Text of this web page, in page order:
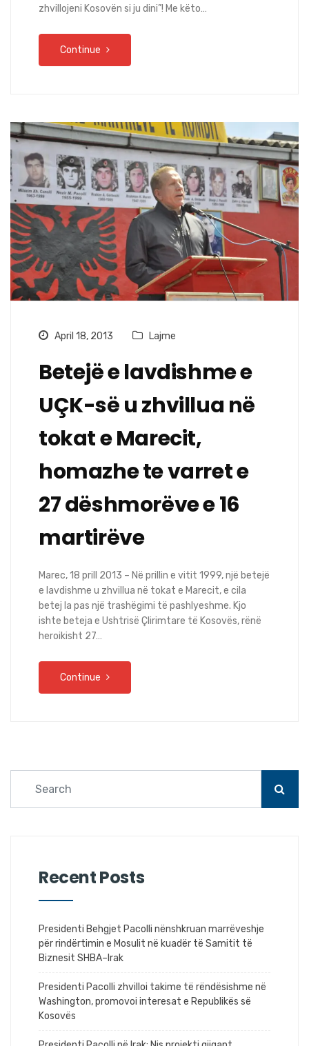
zhvillojeni Kosovën si ju dini”! Me këto…
Continue
April 18, 2013 Lajme
Betejë e lavdishme e
UÇK-së u zhvillua në
tokat e Marecit,
homazhe te varret e
27 dëshmorëve e 16
martirëve
Marec, 18 prill 2013 – Në prillin e vitit 1999, një betejë
e lavdishme u zhvillua në tokat e Marecit, e cila
betej la pas një trashëgimi të pashlyeshme. Kjo
ishte beteja e Ushtrisë Çlirimtare të Kosovës, rënë
heroikisht 27…
Continue
Recent Posts
Presidenti Behgjet Pacolli nënshkruan marrëveshje
për rindërtimin e Mosulit në kuadër të Samitit të
Biznesit SHBA–Irak
Presidenti Pacolli zhvilloi takime të rëndësishme në
Washington, promovoi interesat e Republikës së
Kosovës